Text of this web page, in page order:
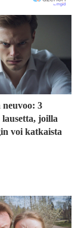
3
joilla
voi katkaista